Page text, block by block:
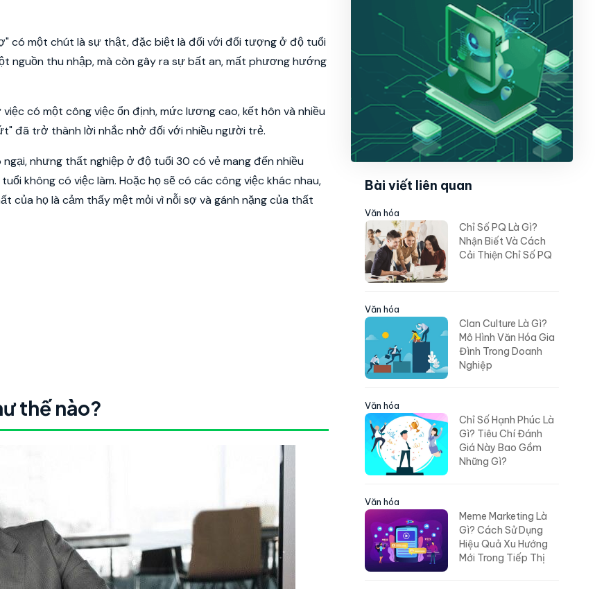
có một chút là sự thật, đặc biệt là đối với đối tượng ở độ tuổi
nguồn thu nhập, mà còn gây ra sự bất an, mất phương hướng
có một công việc ổn định, mức lương cao, kết hôn và nhiều
đã trở thành lời nhắc nhở đối với nhiều người trẻ.
nhưng thất nghiệp ở độ tuổi 30 có vẻ mang đến nhiều
không có việc làm. Hoặc họ sẽ có các công việc khác nhau,
của họ là cảm thấy mệt mỏi vì nỗi sợ và gánh nặng của thất
thế nào?
Bài viết liên quan
Văn hóa
Chỉ Số PQ Là Gì?
Nhận Biết Và Cách
Cải Thiện Chỉ Số PQ
Văn hóa
Clan Culture Là Gì?
Mô Hình Văn Hóa Gia
Đình Trong Doanh
Nghiệp
Văn hóa
Chỉ Số Hạnh Phúc Là
Gì? Tiêu Chí Đánh
Giá Này Bao Gồm
Những Gì?
Văn hóa
Meme Marketing Là
Gì? Cách Sử Dụng
Hiệu Quả Xu Hướng
Mới Trong Tiếp Thị